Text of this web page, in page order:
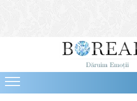
Bijuterii
Cercei
Bratari